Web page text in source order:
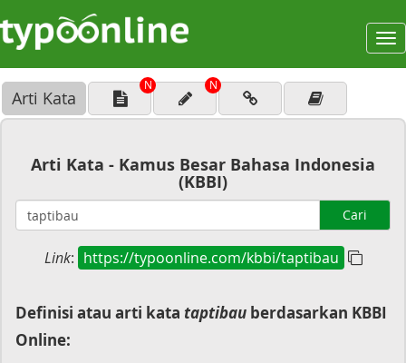
Arti Kata
N N
Arti Kata - Kamus Besar Bahasa Indonesia
(KBBI)
Cari
Link: https://typoonline.com/kbbi/taptibau
Definisi atau arti kata taptibau berdasarkan KBBI
Online: